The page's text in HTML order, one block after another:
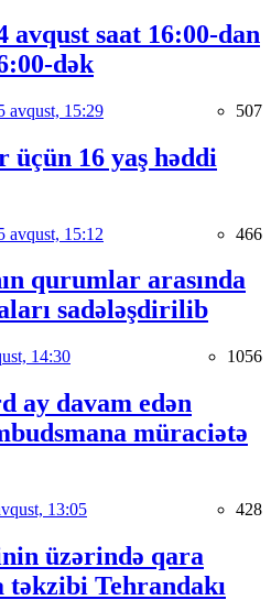
avqust saat 16:00-dan
dək
avqust, 15:29 507
üçün 16 yaş həddi
avqust, 15:12 466
qurumlar arasında
sadələşdirilib
14:30 1056
ay davam edən
müraciətə
13:05 428
üzərində qara
Tehrandakı